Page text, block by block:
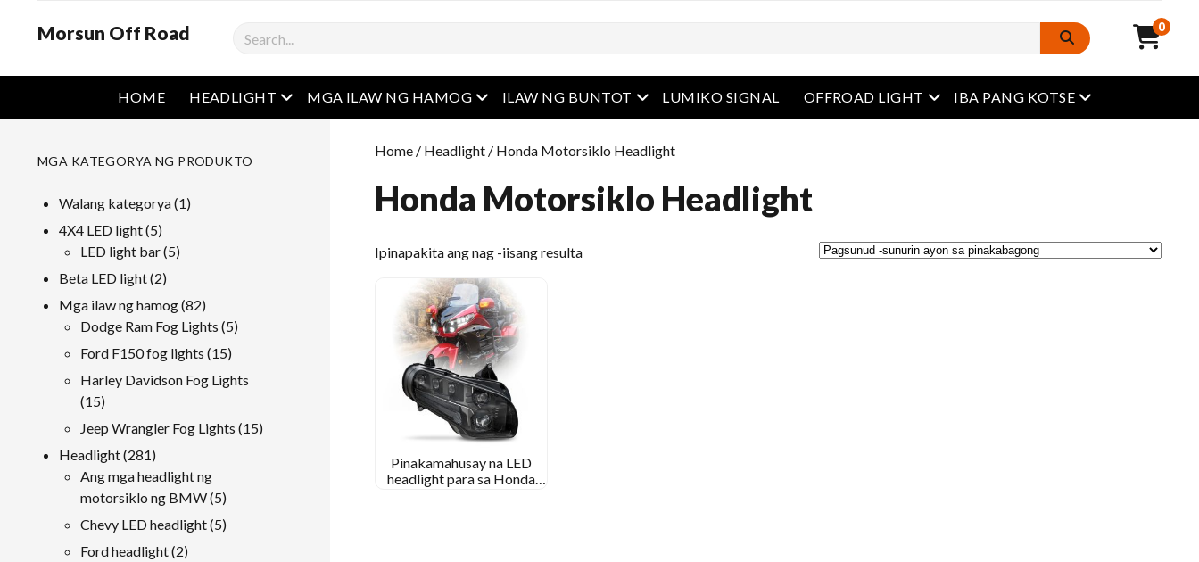
Morsun Off Road Maghanap 0
HOME HEADLIGHT Buksan ang menu
MGA ILAW NG HAMOG Buksan ang menu
ILAW NG BUNTOT Buksan ang menu
LUMIKO SIGNAL OFFROAD LIGHT Buksan ang menu
IBA PANG KOTSE Buksan ang menu
Home / Headlight / Honda Motorsiklo Headlight
Honda Motorsiklo Headlight
Ipinapakita ang nag -iisang resulta
Pinakamahusay na LED
headlight para sa Honda
MGA KATEGORYA NG PRODUKTO
Walang kategorya 11
4X4 LED light 55
mga
produkto
LED light bar 55
Beta LED light 22
mga
produkto
Mga ilaw ng hamog 8282
mga
produkto
Dodge Ram Fog Lights 55
Ford F150 fog lights 1515
mga
Harley Davidson Fog Lights
1515
mga
Jeep Wrangler Fog Lights 1515
Headlight 281281
mga
produkto
Ang mga headlight ng
motorsiklo ng BMW 55
mga
Chevy LED headlight 55
Ford headlight 22